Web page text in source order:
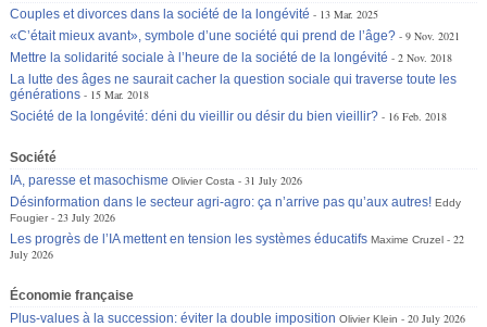
Couples et divorces dans la société de la longévité
13 Mar. 2025
«C’était mieux avant», symbole d’une société qui prend de l’âge?
9 Nov. 2021
Mettre la solidarité sociale à l’heure de la société de la longévité 2 Nov. 2018
La lutte des âges ne saurait cacher la question sociale qui traverse toute les
générations 15 Mar. 2018
Société de la longévité: déni du vieillir ou désir du bien vieillir?
16 Feb. 2018
Société
IA, paresse et masochisme Olivier Costa
31 July 2026
Désinformation dans le secteur agri-agro: ça n’arrive pas qu’aux autres! Eddy
Fougier
23 July 2026
Les progrès de l’IA mettent en tension les systèmes éducatifs Maxime Cruzel
22
July 2026
Économie française
Plus-values à la succession: éviter la double imposition Olivier Klein
20 July 2026